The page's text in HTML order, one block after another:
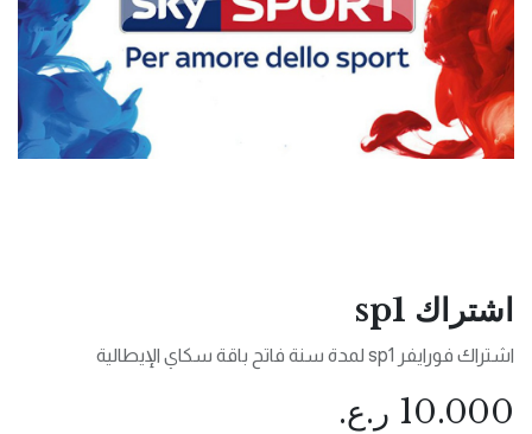
اشتراك sp1
اشتراك فورايفر sp1 لمدة سنة فاتح باقة سكاي الإيطالية
10.000 ر.ع.